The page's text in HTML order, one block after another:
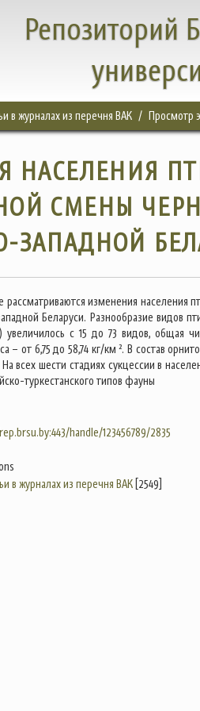
Репозиторий
в журналах из перечня ВАК Просмотр
НАСЕЛЕНИЯ
СМЕНЫ
ЗАПАДНОЙ
рассматриваются изменения населения
Беларуси. Разнообразие видов
увеличилось с 15 до 73 видов, общая
– от 6,75 до 58,74 кг/км ². В состав
всех шести стадиях сукцессии в
туркестанского типов фауны
handle/123456789/2835
в журналах из перечня ВАК[2549]